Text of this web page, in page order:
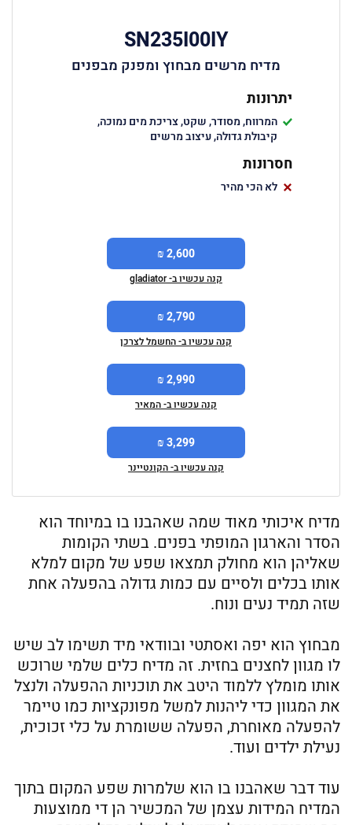
SN235I00IY
מדיח מרשים מבחוץ ומפנק מבפנים
יתרונות
המרווח, מסודר, שקט, צריכת מים נמוכה,
קיבולת גדולה, עיצוב מרשים
חסרונות
לא הכי מהיר
2,600 ₪
קנה עכשיו ב- gladiator
2,790 ₪
קנה עכשיו ב- החשמל לצרכן
2,990 ₪
קנה עכשיו ב- המאיר
3,299 ₪
קנה עכשיו ב- הקונטיינר
מדיח איכותי מאוד שמה שאהבנו בו במיוחד הוא
הסדר והארגון המופתי בפנים. בשתי הקומות
שאליהן הוא מחולק תמצאו שפע של מקום למלא
אותו בכלים ולסיים עם כמות גדולה בהפעלה אחת
שזה תמיד נעים ונוח.
מבחוץ הוא יפה ואסתטי ובוודאי מיד תשימו לב שיש
לו מגוון לחצנים בחזית. זה מדיח כלים שלמי שרוכש
אותו מומלץ ללמוד היטב את תוכניות ההפעלה ולנצל
את המגוון כדי ליהנות למשל מפונקציות כמו טיימר
להפעלה מאוחרת, הפעלה ששומרת על כלי זכוכית,
נעילת ילדים ועוד.
עוד דבר שאהבנו בו הוא שלמרות שפע המקום בתוך
המדיח המידות עצמן של המכשיר הן די ממוצעות